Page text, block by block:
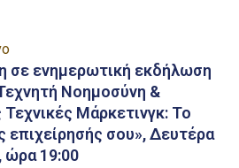
σε ενημερωτική εκδήλωση
Νοημοσύνη &
Τεχνικές Μάρκετινγκ: Το
επιχείρησής σου», Δευτέρα
ώρα 19:00